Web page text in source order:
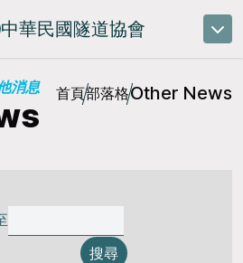
中華民國隧道協會
首頁部落格Other News
消息
搜尋